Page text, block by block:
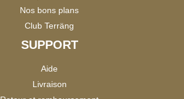
Nos bons plans
Club Terräng
SUPPORT
Aide
Livraison